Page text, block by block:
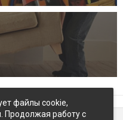
файлы cookie,
Продолжая работу с